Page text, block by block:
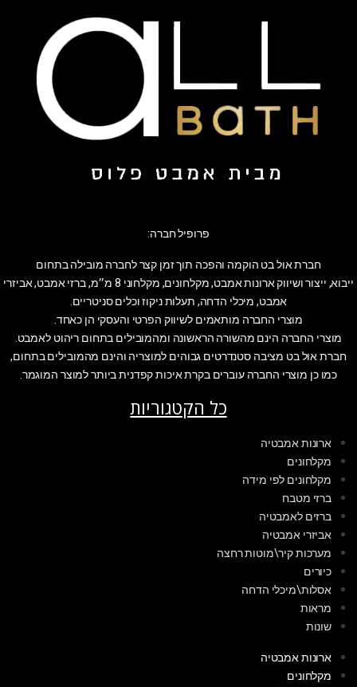
פרופיל חברה:
חברת אול בט הוקמה והפכה תוך זמן קצר לחברה מובילה בתחום
ייבוא, ייצור ושיווק ארונות אמבט, מקלחונים, מקלחוני 8 מ״מ, ברזי אמבט, אביזרי
אמבט, מיכלי הדחה, תעלות ניקוז וכלים סניטריים.
מוצרי החברה מותאמים לשיווק הפרטי והעסקי הן כאחד.
מוצרי החברה הינם מהשורה הראשונה ומהמובילים בתחום ריהוט לאמבט.
חברת אול בט מציבה סטנדרטים גבוהים למוצריה והינם מהמובילים בתחום,
כמו כן מוצרי החברה עוברים בקרת איכות קפדנית ביותר למוצר המוגמר.
כל הקטגוריות
ארונות אמבטיה
מקלחונים
מקלחונים לפי מידה
ברזי מטבח
ברזים לאמבטיה
אביזרי אמבטיה
מערכות קיר\מוטות רחצה
כיורים
אסלות\מיכלי הדחה
מראות
שונות
ארונות אמבטיה
מקלחונים